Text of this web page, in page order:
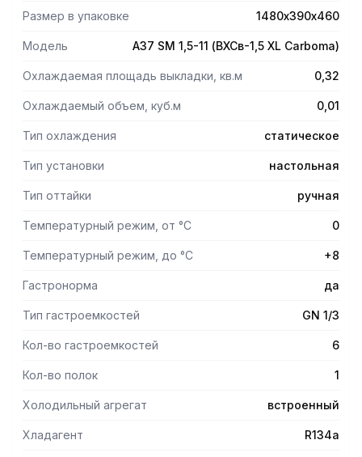
Размер в упаковке 1480х390х460
Модель A37 SM 1,5-11 (ВХСв-1,5 XL Carboma)
Охлаждаемая площадь выкладки, кв.м 0,32
Охлаждаемый объем, куб.м 0,01
Тип охлаждения статическое
Тип установки настольная
Тип оттайки ручная
Температурный режим, от °С 0
Температурный режим, до °С +8
Гастронорма да
Тип гастроемкостей GN 1/3
Кол-во гастроемкостей 6
Кол-во полок 1
Холодильный агрегат встроенный
Хладагент R134a